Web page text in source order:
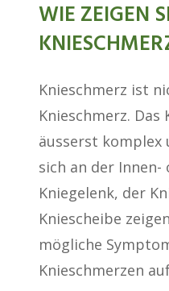
WIE ZEIGEN
Knieschmerz ist
Knieschmerz. Das
äusserst komplex
sich an der Innen-
Kniegelenk, der
Kniescheibe
mögliche
Knieschmerzen